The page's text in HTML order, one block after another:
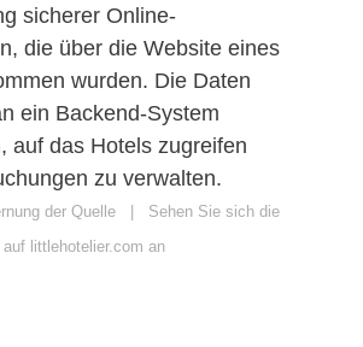
sicherer Online-
die über die Website eines
wurden. Die Daten
ein Backend-System
auf das Hotels zugreifen
zu verwalten.
der Quelle
Sehen Sie sich die
littlehotelier.com an